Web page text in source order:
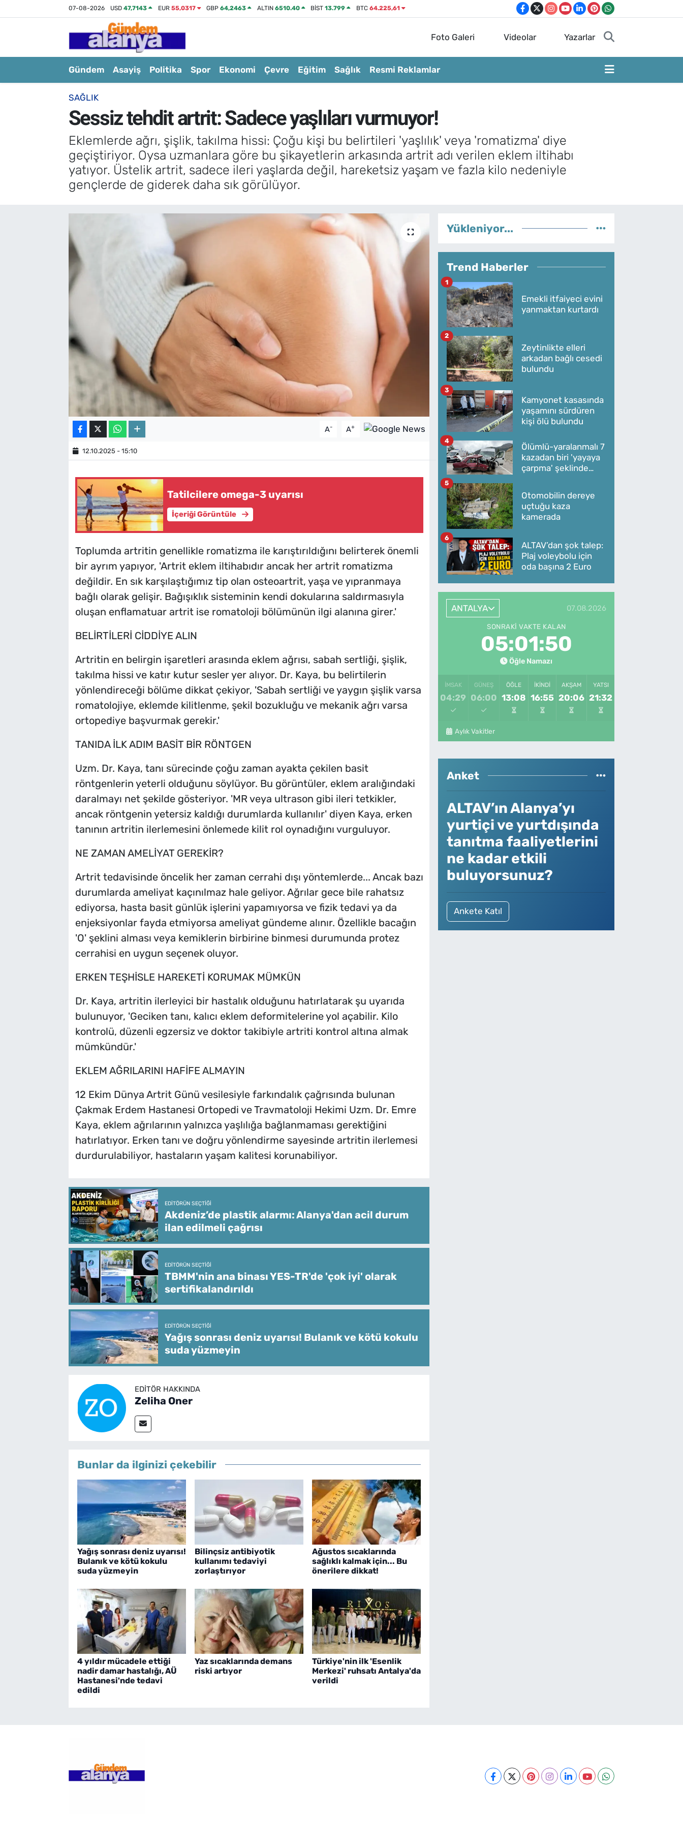
07-08-2026 USD47,7143 EUR 55,0317 GBP64,2463 ALTIN 6510.40 BİST13.799 BTC 64.225,61
Foto Galeri Videolar Yazarlar
Gündem Asayiş Politika Spor Ekonomi Çevre Eğitim Sağlık Resmi Reklamlar
SAĞLIK
Sessiz tehdit artrit: Sadece yaşlıları vurmuyor!
Eklemlerde ağrı, şişlik, takılma hissi: Çoğu kişi bu belirtileri 'yaşlılık' veya 'romatizma' diye
geçiştiriyor. Oysa uzmanlara göre bu şikayetlerin arkasında artrit adı verilen eklem iltihabı
yatıyor. Üstelik artrit, sadece ileri yaşlarda değil, hareketsiz yaşam ve fazla kilo nedeniyle
gençlerde de giderek daha sık görülüyor.
A- A+
12.10.2025 - 15:10
Tatilcilere omega-3 uyarısı
İçeriği Görüntüle
Toplumda artritin genellikle romatizma ile karıştırıldığını belirterek önemli
bir ayrım yapıyor, 'Artrit eklem iltihabıdır ancak her artrit romatizma
değildir. En sık karşılaştığımız tip olan osteoartrit, yaşa ve yıpranmaya
bağlı olarak gelişir. Bağışıklık sisteminin kendi dokularına saldırmasıyla
oluşan enflamatuar artrit ise romatoloji bölümünün ilgi alanına girer.'
BELİRTİLERİ CİDDİYE ALIN
Artritin en belirgin işaretleri arasında eklem ağrısı, sabah sertliği, şişlik,
takılma hissi ve katır kutur sesler yer alıyor. Dr. Kaya, bu belirtilerin
yönlendireceği bölüme dikkat çekiyor, 'Sabah sertliği ve yaygın şişlik varsa
romatolojiye, eklemde kilitlenme, şekil bozukluğu ve mekanik ağrı varsa
ortopediye başvurmak gerekir.'
TANIDA İLK ADIM BASİT BİR RÖNTGEN
Uzm. Dr. Kaya, tanı sürecinde çoğu zaman ayakta çekilen basit
röntgenlerin yeterli olduğunu söylüyor. Bu görüntüler, eklem aralığındaki
daralmayı net şekilde gösteriyor. 'MR veya ultrason gibi ileri tetkikler,
ancak röntgenin yetersiz kaldığı durumlarda kullanılır' diyen Kaya, erken
tanının artritin ilerlemesini önlemede kilit rol oynadığını vurguluyor.
NE ZAMAN AMELİYAT GEREKİR?
Artrit tedavisinde öncelik her zaman cerrahi dışı yöntemlerde... Ancak bazı
durumlarda ameliyat kaçınılmaz hale geliyor. Ağrılar gece bile rahatsız
ediyorsa, hasta basit günlük işlerini yapamıyorsa ve fizik tedavi ya da
enjeksiyonlar fayda etmiyorsa ameliyat gündeme alınır. Özellikle bacağın
'O' şeklini alması veya kemiklerin birbirine binmesi durumunda protez
cerrahisi en uygun seçenek oluyor.
ERKEN TEŞHİSLE HAREKETİ KORUMAK MÜMKÜN
Dr. Kaya, artritin ilerleyici bir hastalık olduğunu hatırlatarak şu uyarıda
bulunuyor, 'Geciken tanı, kalıcı eklem deformitelerine yol açabilir. Kilo
kontrolü, düzenli egzersiz ve doktor takibiyle artriti kontrol altına almak
mümkündür.'
EKLEM AĞRILARINI HAFİFE ALMAYIN
12 Ekim Dünya Artrit Günü vesilesiyle farkındalık çağrısında bulunan
Çakmak Erdem Hastanesi Ortopedi ve Travmatoloji Hekimi Uzm. Dr. Emre
Kaya, eklem ağrılarının yalnızca yaşlılığa bağlanmaması gerektiğini
hatırlatıyor. Erken tanı ve doğru yönlendirme sayesinde artritin ilerlemesi
durdurulabiliyor, hastaların yaşam kalitesi korunabiliyor.
EDITÖRÜN SEÇTIĞI
Akdeniz’de plastik alarmı: Alanya'dan acil durum
ilan edilmeli çağrısı
EDITÖRÜN SEÇTIĞI
TBMM'nin ana binası YES-TR'de 'çok iyi' olarak
sertifikalandırıldı
EDITÖRÜN SEÇTIĞI
Yağış sonrası deniz uyarısı! Bulanık ve kötü kokulu
suda yüzmeyin
EDITÖR HAKKINDA
Zeliha Oner
Bunlar da ilginizi çekebilir
Yağış sonrası deniz uyarısı!
Bulanık ve kötü kokulu
suda yüzmeyin
Bilinçsiz antibiyotik
kullanımı tedaviyi
zorlaştırıyor
Ağustos sıcaklarında
sağlıklı kalmak için... Bu
önerilere dikkat!
4 yıldır mücadele ettiği
nadir damar hastalığı, AÜ
Hastanesi'nde tedavi
edildi
Yaz sıcaklarında demans
riski artıyor
Türkiye'nin ilk 'Esenlik
Merkezi' ruhsatı Antalya'da
verildi
Yükleniyor...
Trend Haberler
Emekli itfaiyeci evini
yanmaktan kurtardı
1
Zeytinlikte elleri
arkadan bağlı cesedi
bulundu
2
Kamyonet kasasında
yaşamını sürdüren
kişi ölü bulundu
3
Ölümlü-yaralanmalı 7
kazadan biri 'yayaya
çarpma' şeklinde
4
Otomobilin dereye
uçtuğu kaza
kamerada
5
ALTAV’dan şok talep:
Plaj voleybolu için
oda başına 2 Euro
6
ANTALYA 07.08.2026
SONRAKI VAKTE KALAN
05:01:50
Öğle Namazı
İMSAK
04:29
GÜNEŞ
06:00
ÖĞLE
13:08
İKINDI
16:55
AKŞAM
20:06
YATSI
21:32
Aylık Vakitler
Anket
ALTAV’ın Alanya’yı
yurtiçi ve yurtdışında
tanıtma faaliyetlerini
ne kadar etkili
buluyorsunuz?
Ankete Katıl